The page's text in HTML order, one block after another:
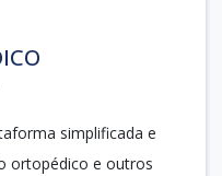
simplificada e
ortopédico e outros